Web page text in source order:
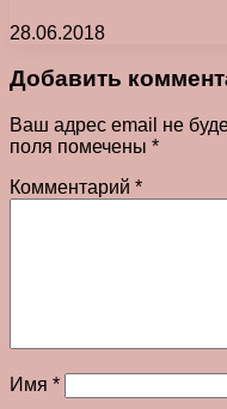
28.06.2018
Добавить
Ваш адрес email не
поля помечены *
Комментарий *
Имя *